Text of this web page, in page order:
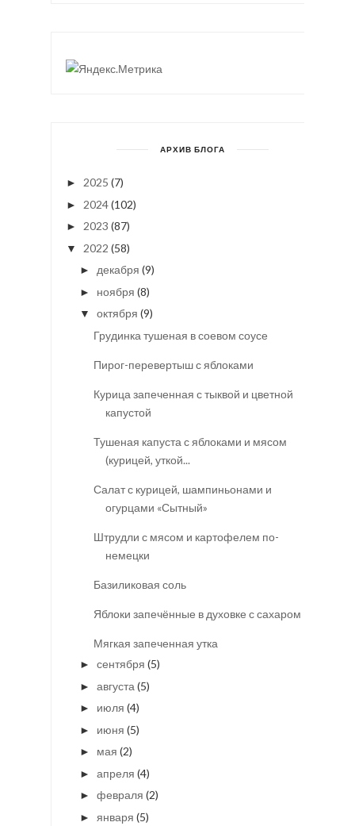
АРХИВ БЛОГА
► 2025 (7)
► 2024(102)
► 2023 (87)
▼ 2022 (58)
► декабря (9)
► ноября (8)
▼ октября (9)
Грудинка тушеная в соевом соусе
Пирог-перевертыш с яблоками
Курица запеченная с тыквой и цветной
капустой
Тушеная капуста с яблоками и мясом
(курицей, уткой...
Салат с курицей, шампиньонами и
огурцами «Сытный»
Штрудли с мясом и картофелем по-
немецки
Базиликовая соль
Яблоки запечённые в духовке с сахаром
Мягкая запеченная утка
► сентября (5)
► августа (5)
► июля (4)
► июня (5)
► мая (2)
► апреля (4)
► февраля (2)
► января (5)